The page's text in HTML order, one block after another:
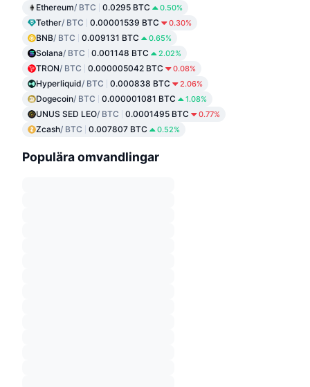
Ethereum/ BTC 0.0295 BTC 0.50%
Tether/ BTC 0.00001539 BTC 0.30%
BNB/ BTC 0.009131 BTC 0.65%
Solana/ BTC 0.001148 BTC 2.02%
TRON/ BTC 0.000005042 BTC 0.08%
Hyperliquid/ BTC 0.000838 BTC 2.06%
Dogecoin/ BTC 0.000001081 BTC 1.08%
UNUS SED LEO/ BTC 0.0001495 BTC 0.77%
Zcash/ BTC 0.007807 BTC 0.52%
Populära omvandlingar